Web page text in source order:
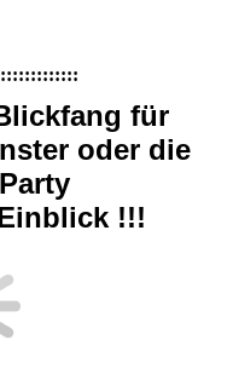
für
oder die
!!!